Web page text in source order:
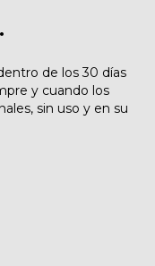
de los 30 días
y cuando los
sin uso y en su